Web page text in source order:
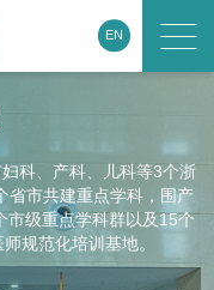
EN
科、产科、儿科等3个浙
省市共建重点学科，围产
市级重点学科群以及15个
规范化培训基地。